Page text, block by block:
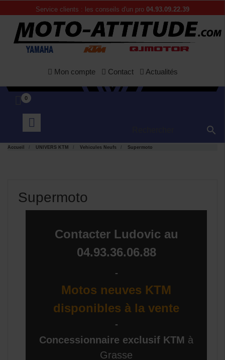
Service clients : les conseils d'un pro 04.93.09.22.39
Mon compte Contact Actualités
0

Accueil UNIVERS KTM Vehicules Neufs Supermoto
Supermoto
Contacter Ludovic au
04.93.36.06.88
-
Motos neuves KTM
disponibles à la vente
-
Concessionnaire exclusif KTM à
Grasse